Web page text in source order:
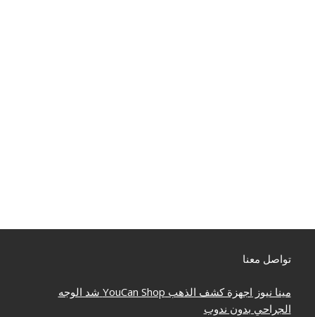
تواصل معنا
مينا نيوز اجهزة كشف الذهب YouCan Shop شد الوجه
الجراحي بدون ندوب